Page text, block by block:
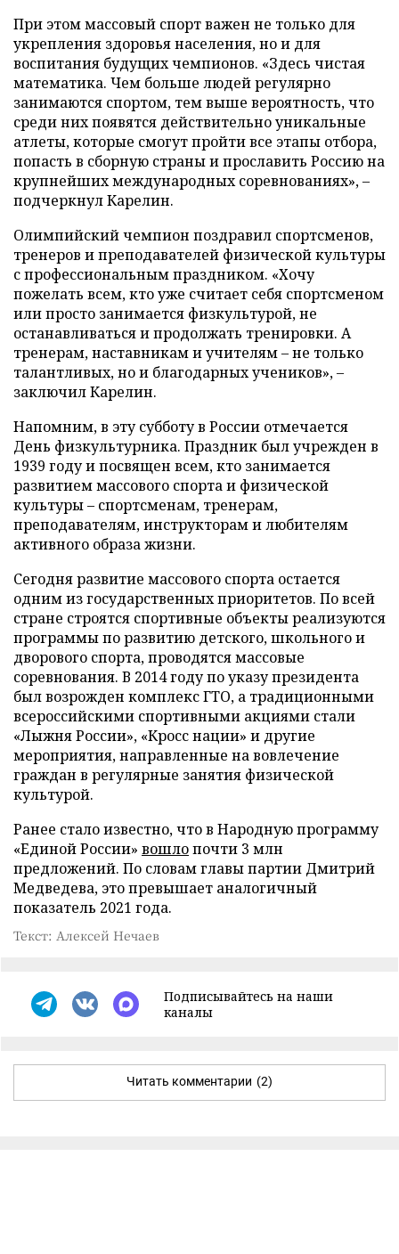
При этом массовый спорт важен не только для
укрепления здоровья населения, но и для
воспитания будущих чемпионов. «Здесь чистая
математика. Чем больше людей регулярно
занимаются спортом, тем выше вероятность, что
среди них появятся действительно уникальные
атлеты, которые смогут пройти все этапы отбора,
попасть в сборную страны и прославить Россию на
крупнейших международных соревнованиях», –
подчеркнул Карелин.
Олимпийский чемпион поздравил спортсменов,
тренеров и преподавателей физической культуры
с профессиональным праздником. «Хочу
пожелать всем, кто уже считает себя спортсменом
или просто занимается физкультурой, не
останавливаться и продолжать тренировки. А
тренерам, наставникам и учителям – не только
талантливых, но и благодарных учеников», –
заключил Карелин.
Напомним, в эту субботу в России отмечается
День физкультурника. Праздник был учрежден в
1939 году и посвящен всем, кто занимается
развитием массового спорта и физической
культуры – спортсменам, тренерам,
преподавателям, инструкторам и любителям
активного образа жизни.
Сегодня развитие массового спорта остается
одним из государственных приоритетов. По всей
стране строятся спортивные объекты реализуются
программы по развитию детского, школьного и
дворового спорта, проводятся массовые
соревнования. В 2014 году по указу президента
был возрожден комплекс ГТО, а традиционными
всероссийскими спортивными акциями стали
«Лыжня России», «Кросс нации» и другие
мероприятия, направленные на вовлечение
граждан в регулярные занятия физической
культурой.
Ранее стало известно, что в Народную программу
«Единой России» вошлопочти 3 млн
предложений. По словам главы партии Дмитрий
Медведева, это превышает аналогичный
показатель 2021 года.
Текст: Алексей Нечаев
Подписывайтесь на наши
каналы
Читать комментарии (2)